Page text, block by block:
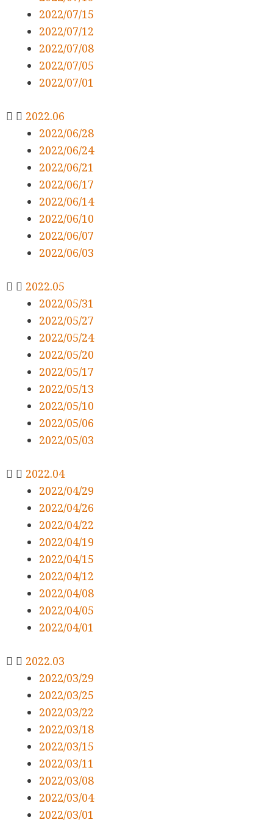
2022/07/15
2022/07/12
2022/07/08
2022/07/05
2022/07/01
2022.06
2022/06/28
2022/06/24
2022/06/21
2022/06/17
2022/06/14
2022/06/10
2022/06/07
2022/06/03
2022.05
2022/05/31
2022/05/27
2022/05/24
2022/05/20
2022/05/17
2022/05/13
2022/05/10
2022/05/06
2022/05/03
2022.04
2022/04/29
2022/04/26
2022/04/22
2022/04/19
2022/04/15
2022/04/12
2022/04/08
2022/04/05
2022/04/01
2022.03
2022/03/29
2022/03/25
2022/03/22
2022/03/18
2022/03/15
2022/03/11
2022/03/08
2022/03/04
2022/03/01